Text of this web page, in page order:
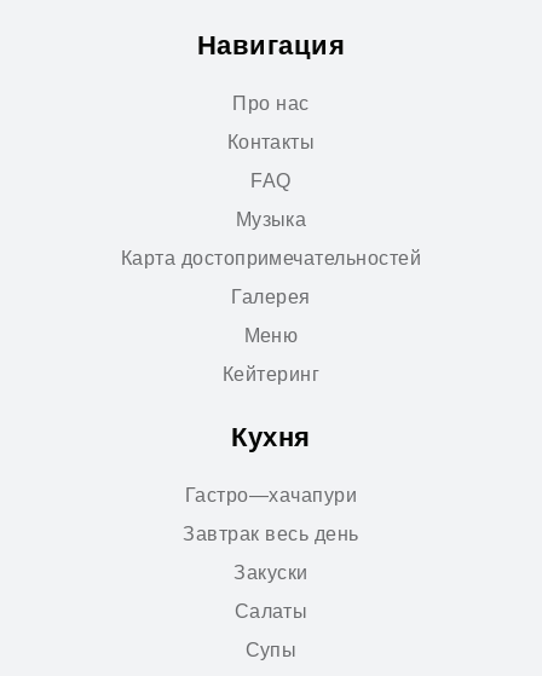
Навигация
Про нас
Контакты
FAQ
Музыка
Карта достопримечательностей
Галерея
Меню
Кейтеринг
Кухня
Гастро—хачапури
Завтрак весь день
Закуски
Салаты
Супы